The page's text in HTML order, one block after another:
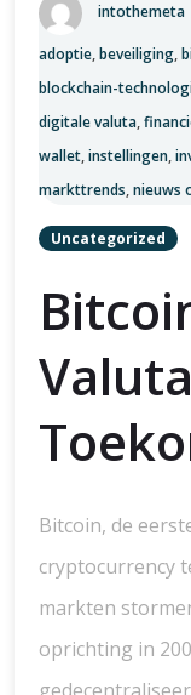
intothemeta
adoptie,beveiliging,
blockchain-
digitale valuta,
wallet,instellingen,
markttrends,nieuws
Uncategorized
Bitcoin, de
cryptocurrency
markten
oprichting in